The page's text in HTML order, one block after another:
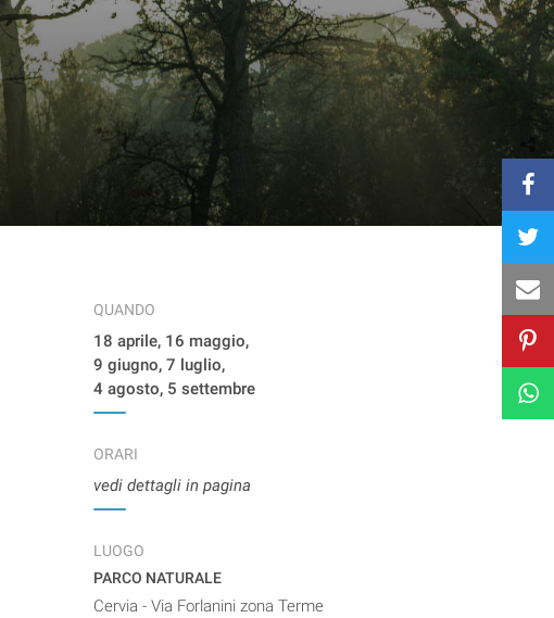
QUANDO
18 aprile, 16 maggio,
9 giugno, 7 luglio,
4 agosto, 5 settembre
ORARI
vedi dettagli in pagina
LUOGO
PARCO NATURALE
Cervia - Via Forlanini zona Terme